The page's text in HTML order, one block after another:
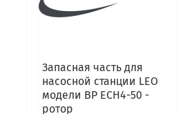
Запасная часть для
насосной станции LEO
модели BP ECH4-50 -
ротор